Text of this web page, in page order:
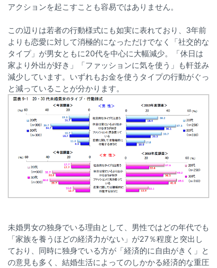
アクションを起こすことも容易ではありません。
この辺りは若者の行動様式にも如実に表れており、3年前
よりも恋愛に対して消極的になっただけでなく「社交的な
タイプ」が男女ともに20代を中心に大幅減少。「休日は
家より外出が好き」「ファッションに気を使う」も軒並み
減少しています。いずれもお金を使うタイプの行動がぐっ
と減っていることが分かります。
未婚男女の独身でいる理由として、男性ではどの年代でも
「家族を養うほどの経済力がない」が27％程度と突出し
ており、同時に独身でいる方が「経済的に自由がきく」と
の意見も多く、結婚生活によってのしかかる経済的な重圧